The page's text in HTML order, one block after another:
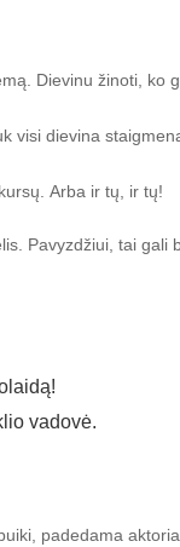
Dievinu žinoti, ko
visi dievina
Arba ir tų, ir tų!
Pavyzdžiui, tai gali
vadovė.
padedama